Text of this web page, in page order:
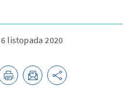
6 listopada 2020